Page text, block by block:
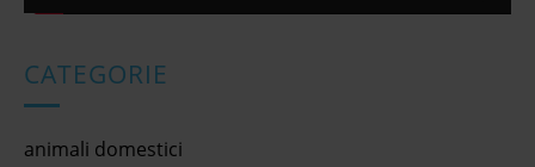
CATEGORIE
animali domestici